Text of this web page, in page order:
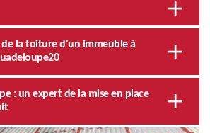
de la toiture d'un immeuble à
: un expert de la mise en place